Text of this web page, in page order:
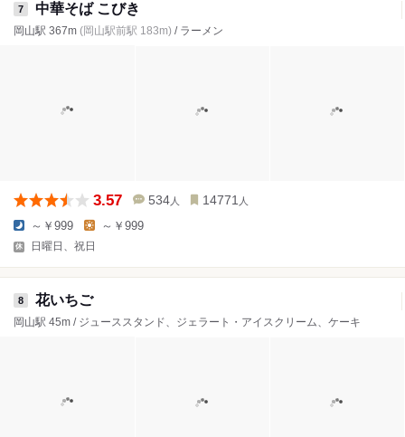
7 中華そば こびき
岡山駅 367m (岡山駅前駅 183m) / ラーメン
3.57 534 人 14771 人
～￥999 ～￥999
日曜日、祝日
8 花いちご
岡山駅 45m / ジューススタンド、ジェラート・アイスクリーム、ケーキ